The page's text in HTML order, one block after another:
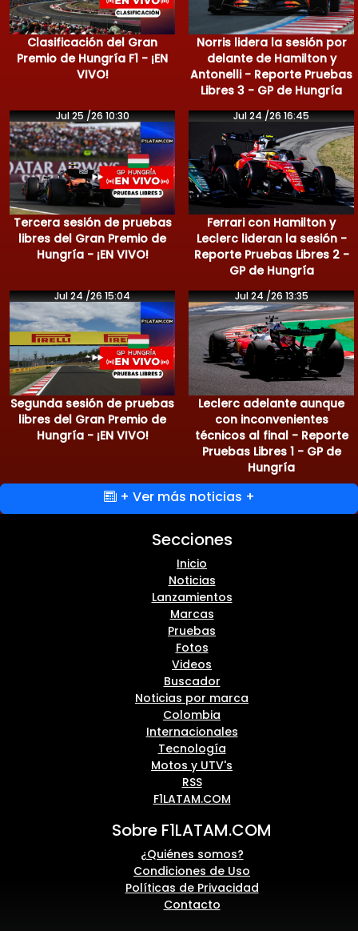
Clasificación del Gran
Premio de Hungría F1 - ¡EN
VIVO!
Norris lidera la sesión por
delante de Hamilton y
Antonelli - Reporte Pruebas
Libres 3 - GP de Hungría
Jul 25 /26 10:30
Tercera sesión de pruebas
libres del Gran Premio de
Hungría - ¡EN VIVO!
Jul 24 /26 16:45
Ferrari con Hamilton y
Leclerc lideran la sesión -
Reporte Pruebas Libres 2 -
GP de Hungría
Jul 24 /26 15:04
Segunda sesión de pruebas
libres del Gran Premio de
Hungría - ¡EN VIVO!
Jul 24 /26 13:35
Leclerc adelante aunque
con inconvenientes
técnicos al final - Reporte
Pruebas Libres 1 - GP de
Hungría
+ Ver más noticias +
Secciones
Inicio
Noticias
Lanzamientos
Marcas
Pruebas
Fotos
Videos
Buscador
Noticias por marca
Colombia
Internacionales
Tecnología
Motos y UTV's
RSS
F1LATAM.COM
Sobre F1LATAM.COM
¿Quiénes somos?
Condiciones de Uso
Políticas de Privacidad
Contacto